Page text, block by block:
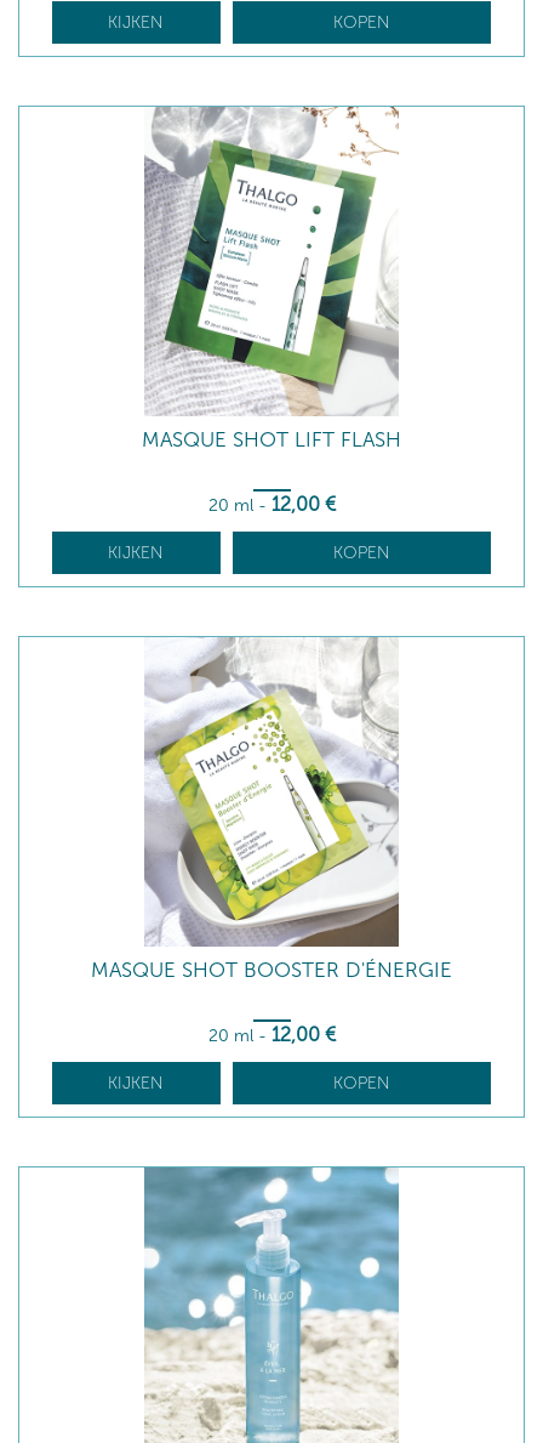
KIJKEN KOPEN
MASQUE SHOT LIFT FLASH
20 ml - 12,00 €
KIJKEN KOPEN
MASQUE SHOT BOOSTER D'ÉNERGIE
20 ml - 12,00 €
KIJKEN KOPEN